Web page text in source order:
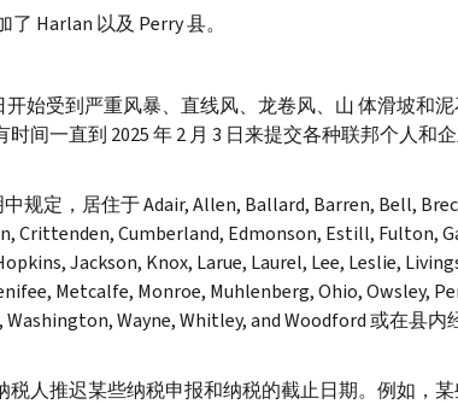
了 Harlan 以及 Perry县。
开始受到严重风暴、直线风、龙卷风、山 体滑坡和
间一直到 2025 年 2 月 3 日来提交各种联邦个人和
规定，居住于Adair, Allen, Ballard, Barren, Bell,
Crittenden, Cumberland, Edmonson, Estill, Fulton,
Jackson, Knox, Larue, Laurel, Lee, Leslie,
Metcalfe, Monroe, Muhlenberg, Ohio, Owsley,
Wayne, Whitley, and Woodford或在县内
人推迟某些纳税申报和纳税的截止日期。例如，